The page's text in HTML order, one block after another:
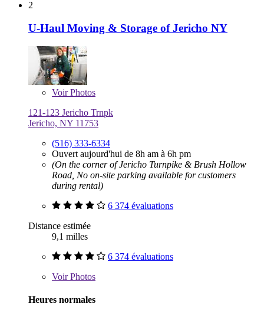
2
U-Haul Moving & Storage of Jericho NY
VoirPhotos
121-123 Jericho Trnpk
Jericho, NY 11753
(516) 333-6334
Ouvert aujourd'hui de 8h am à 6h pm
(On the corner of Jericho Turnpike & Brush Hollow
Road, No on-site parking available for customers
during rental)
6 374 évaluations
Distance estimée
9,1 milles
6 374 évaluations
VoirPhotos
Heures normales